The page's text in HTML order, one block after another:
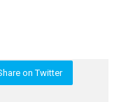
on Twitter